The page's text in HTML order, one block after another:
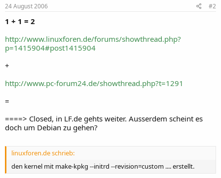
24 August 2006 #2
1 + 1 = 2
http://www.linuxforen.de/forums/showthread.php?
p=1415904#post1415904
+
http://www.pc-forum24.de/showthread.php?t=1291
=
====> Closed, in LF.de gehts weiter. Ausserdem scheint es
doch um Debian zu gehen?
linuxforen.de schrieb:
den kernel mit make-kpkg --initrd --revision=custom .... erstellt.